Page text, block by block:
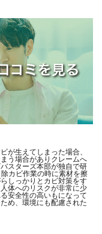
が生えてしまった場合、
う場合がありクレームへ
スターズ本部が独自で研
カビ作業の時に素材を擦
しっかりとカビ対策をす
体へのリスクが非常に少
安全性の高いもになって
め、環境にも配慮された